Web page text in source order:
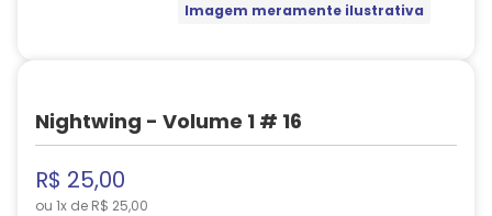
Imagem meramente ilustrativa
Nightwing - Volume 1 # 16
R$ 25,00
ou 1x de R$ 25,00